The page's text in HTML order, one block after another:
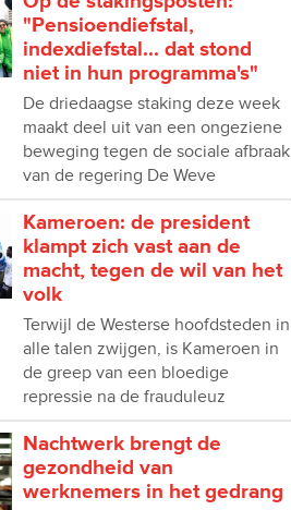
"Pensioendiefstal,
indexdiefstal... dat stond
niet in hun programma's"
De driedaagse staking deze week
maakt deel uit van een ongeziene
beweging tegen de sociale afbraak
van de regering De Weve
Kameroen: de president
klampt zich vast aan de
macht, tegen de wil van het
volk
Terwijl de Westerse hoofdsteden in
alle talen zwijgen, is Kameroen in
de greep van een bloedige
repressie na de frauduleuz
Nachtwerk brengt de
gezondheid van
werknemers in het gedrang